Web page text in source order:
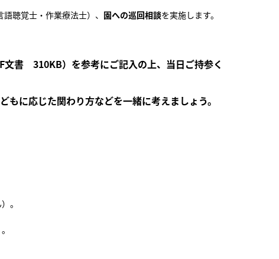
語聴覚士・作業療法士）、 園への巡回相談を実施します。
文書 310KB）を参考にご記入の上、 当日ご持参く
に応じた関わり方などを一緒に考えましょう。
。